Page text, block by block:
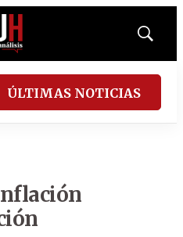
Mostrar
ÚLTIMAS NOTICIAS